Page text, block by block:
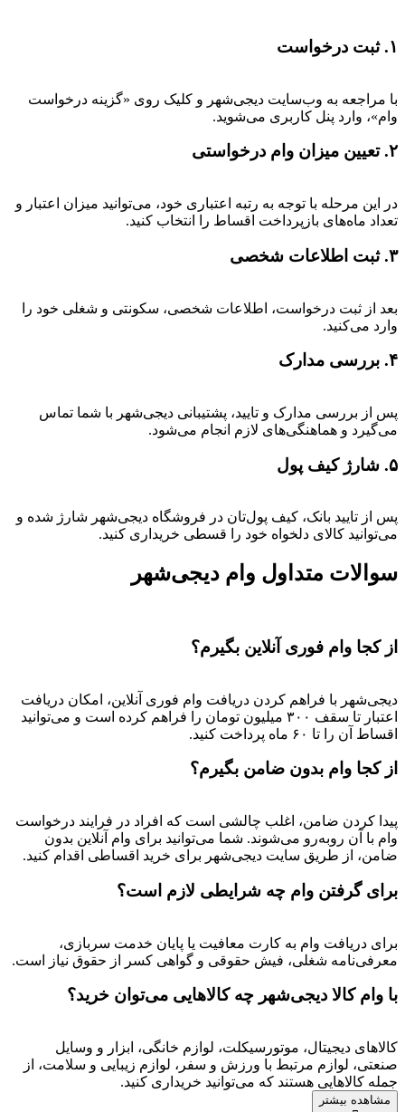
۱. ثبت درخواست
با مراجعه به وب‌سایت دیجی‌شهر و کلیک روی «گزینه درخواست
وام»، وارد پنل کاربری می‌شوید.
۲. تعیین میزان وام درخواستی
در این مرحله با توجه به رتبه اعتباری خود، می‌توانید میزان اعتبار و
تعداد ماه‌های بازپرداخت اقساط را انتخاب کنید.
۳. ثبت اطلاعات شخصی
بعد از ثبت درخواست، اطلاعات شخصی، سکونتی و شغلی خود را
وارد می‌کنید.
۴. بررسی مدارک
پس از بررسی مدارک و تایید، پشتیبانی دیجی‌شهر با شما تماس
می‌گیرد و هماهنگی‌های لازم انجام می‌شود.
۵. شارژ کیف پول
پس از تایید بانک، کیف پول‌تان در فروشگاه دیجی‌شهر شارژ شده و
می‌توانید کالای دلخواه خود را قسطی خریداری کنید.
سوالات متداول وام دیجی‌شهر
از کجا وام فوری آنلاین بگیرم؟
دیجی‌شهر با فراهم کردن دریافت وام فوری آنلاین، امکان دریافت
اعتبار تا سقف ۳۰۰ میلیون تومان را فراهم کرده است و می‌توانید
اقساط آن را تا ۶۰ ماه پرداخت کنید.
از کجا وام بدون ضامن بگیرم؟
پیدا کردن ضامن، اغلب چالشی است که افراد در فرایند درخواست
وام با آن روبه‌رو می‌شوند. شما می‌توانید برای وام آنلاین بدون
ضامن، از طریق سایت دیجی‌شهر برای خرید اقساطی اقدام کنید.
برای گرفتن وام چه شرایطی لازم است؟
برای دریافت وام به کارت معافیت یا پایان خدمت سربازی،
معرفی‌نامه شغلی، فیش حقوقی و گواهی کسر از حقوق نیاز است.
با وام کالا دیجی‌شهر چه کالاهایی می‌توان خرید؟
کالاهای دیجیتال، موتورسیکلت، لوازم خانگی، ابزار و وسایل
صنعتی، لوازم مرتبط با ورزش و سفر، لوازم زیبایی و سلامت، از
جمله کالاهایی هستند که می‌توانید خریداری کنید.
مشاهده بیشتر